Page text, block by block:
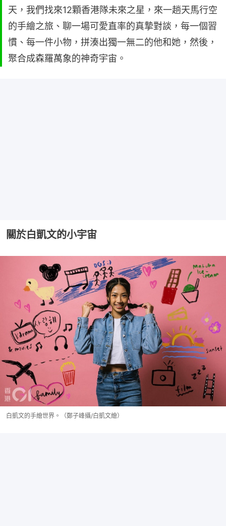
天，我們找來12顆香港隊未來之星，來一趟天馬行空
的手繪之旅、聊一場可愛直率的真摯對談，每一個習
慣、每一件小物，拼湊出獨一無二的他和她，然後，
聚合成森羅萬象的神奇宇宙。
關於白凱文的小宇宙
白凱文的手繪世界。（鄭子峰攝/白凱文繪）